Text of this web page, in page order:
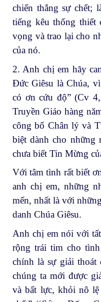
chiến thắng sự chết;
tiếng kêu thống thiết
vọng và trao lại cho
của nó.
2. Anh chị em hãy
Đức Giêsu là Chúa,
có ơn cứu độ” (Cv
Truyền Giáo hàng
công bố Chân lý và
biệt dành cho những
chưa biết Tin Mừng
Với tâm tình rất biết
anh chị em, những
mến, nhất là với
danh Chúa Giêsu.
Anh chị em nói với
rộng trái tim cho
chính là sự giải
chúng ta mới được
và bất lực, khỏi nô